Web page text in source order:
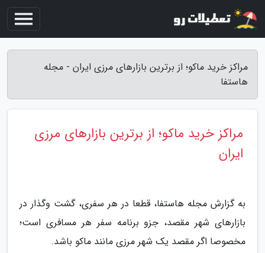
مراکز خرید ماکو؛ از برترین بازارهای مرزی ایران - مجله
هاستفا
مراکز خرید ماکو؛ از برترین بازارهای مرزی
ایران
به گزارش مجله هاستفا، قطعا در هر سفری، گشت وگذار در
بازارهای شهر مقصد، جزو برنامه سفر هر مسافری است؛
مخصوصا اگر مقصد یک شهر مرزی مانند ماکو باشد.